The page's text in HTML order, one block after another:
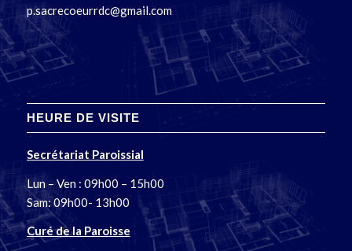
p.sacrecoeurrdc@gmail.com
HEURE DE VISITE
Secrétariat Paroissial
Lun – Ven : 09h00 – 15h00
Sam: 09h00- 13h00
Curé de la Paroisse